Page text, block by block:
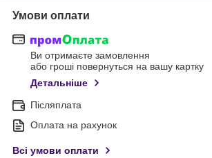
Умови оплати
Ви отримаєте замовлення
або гроші повернуться на вашу картку
Детальніше
Післяплата
Оплата на рахунок
Всі умови оплати